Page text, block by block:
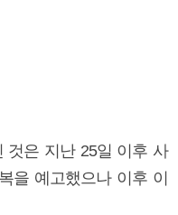
것은 지난 25일 이후 사
을 예고했으나 이후 이